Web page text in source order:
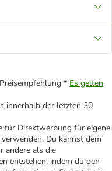
* Es gelten
innerhalb der letzten 30
für Direktwerbung für eigene
Du kannst dem
andere als die
entstehen, indem du den